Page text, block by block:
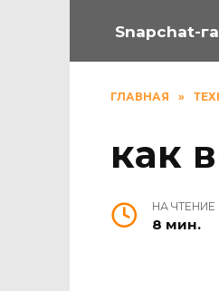
Snapchat-
ГЛАВНАЯ »
как
НА ЧТЕНИЕ
8 мин.